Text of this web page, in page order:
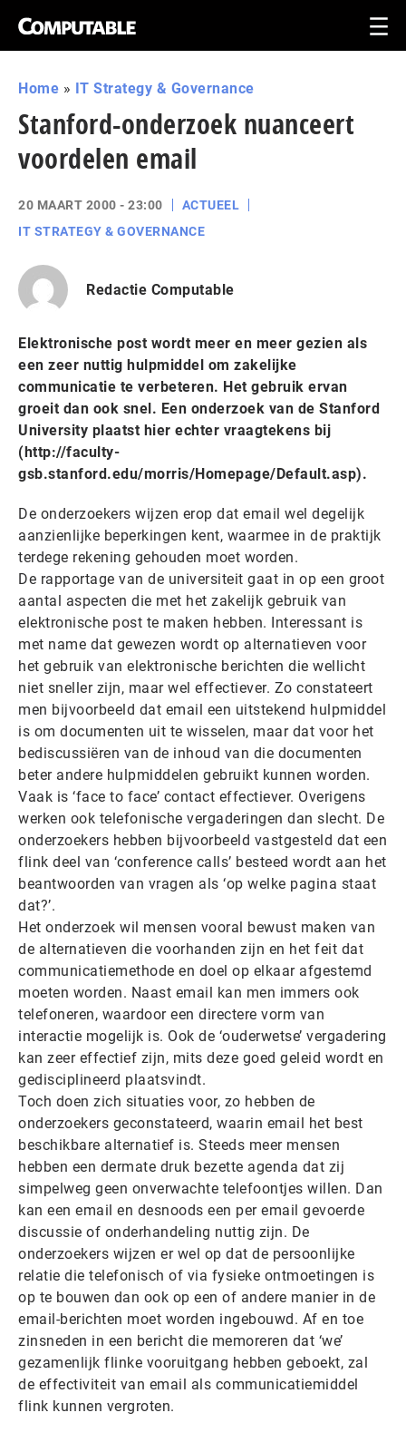
Home » IT Strategy & Governance
Stanford-onderzoek nuanceert
voordelen email
20 MAART 2000 - 23:00
ACTUEEL
IT STRATEGY & GOVERNANCE
Redactie Computable
Elektronische post wordt meer en meer gezien als
een zeer nuttig hulpmiddel om zakelijke
communicatie te verbeteren. Het gebruik ervan
groeit dan ook snel. Een onderzoek van de Stanford
University plaatst hier echter vraagtekens bij
(http://faculty-
gsb.stanford.edu/morris/Homepage/Default.asp).
De onderzoekers wijzen erop dat email wel degelijk
aanzienlijke beperkingen kent, waarmee in de praktijk
terdege rekening gehouden moet worden.
De rapportage van de universiteit gaat in op een groot
aantal aspecten die met het zakelijk gebruik van
elektronische post te maken hebben. Interessant is
met name dat gewezen wordt op alternatieven voor
het gebruik van elektronische berichten die wellicht
niet sneller zijn, maar wel effectiever. Zo constateert
men bijvoorbeeld dat email een uitstekend hulpmiddel
is om documenten uit te wisselen, maar dat voor het
bediscussiëren van de inhoud van die documenten
beter andere hulpmiddelen gebruikt kunnen worden.
Vaak is ‘face to face’ contact effectiever. Overigens
werken ook telefonische vergaderingen dan slecht. De
onderzoekers hebben bijvoorbeeld vastgesteld dat een
flink deel van ‘conference calls’ besteed wordt aan het
beantwoorden van vragen als ‘op welke pagina staat
dat?’.
Het onderzoek wil mensen vooral bewust maken van
de alternatieven die voorhanden zijn en het feit dat
communicatiemethode en doel op elkaar afgestemd
moeten worden. Naast email kan men immers ook
telefoneren, waardoor een directere vorm van
interactie mogelijk is. Ook de ‘ouderwetse’ vergadering
kan zeer effectief zijn, mits deze goed geleid wordt en
gedisciplineerd plaatsvindt.
Toch doen zich situaties voor, zo hebben de
onderzoekers geconstateerd, waarin email het best
beschikbare alternatief is. Steeds meer mensen
hebben een dermate druk bezette agenda dat zij
simpelweg geen onverwachte telefoontjes willen. Dan
kan een email en desnoods een per email gevoerde
discussie of onderhandeling nuttig zijn. De
onderzoekers wijzen er wel op dat de persoonlijke
relatie die telefonisch of via fysieke ontmoetingen is
op te bouwen dan ook op een of andere manier in de
email-berichten moet worden ingebouwd. Af en toe
zinsneden in een bericht die memoreren dat ‘we’
gezamenlijk flinke vooruitgang hebben geboekt, zal
de effectiviteit van email als communicatiemiddel
flink kunnen vergroten.